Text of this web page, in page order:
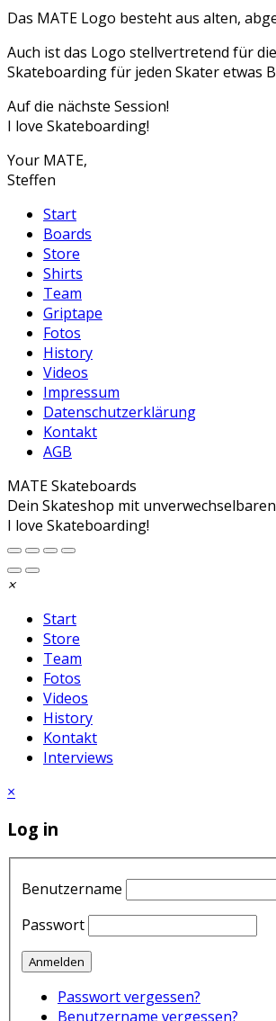
Das MATE Logo besteht aus alten,
Auch ist das Logo stellvertretend für
Skateboarding für jeden Skater etwas
Auf die nächste Session!
I love Skateboarding!
Your MATE,
Steffen
Start
Boards
Store
Shirts
Team
Griptape
Fotos
History
Videos
Impressum
Datenschutzerklärung
Kontakt
AGB
MATE Skateboards
Dein Skateshop mit
I love Skateboarding!
×
Start
Store
Team
Fotos
Videos
History
Kontakt
Interviews
×
Log in
Benutzername
Passwort
Anmelden
Passwort vergessen?
Benutzername vergessen?